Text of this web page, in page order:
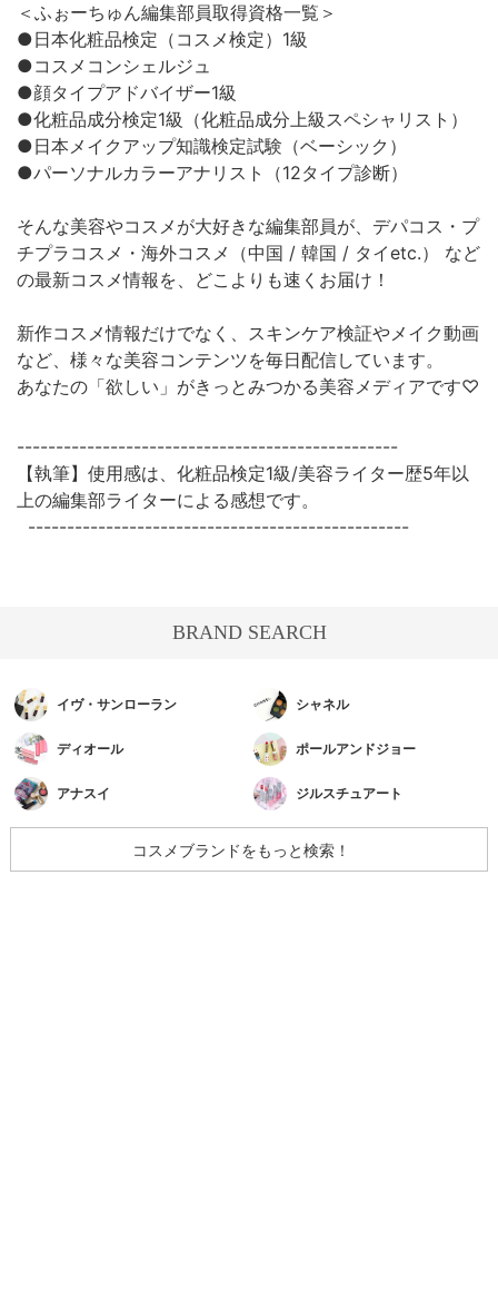
＜ふぉーちゅん編集部員取得資格一覧＞
●日本化粧品検定（コスメ検定）1級
●コスメコンシェルジュ
●顔タイプアドバイザー1級
●化粧品成分検定1級（化粧品成分上級スペシャリスト）
●日本メイクアップ知識検定試験（ベーシック）
●パーソナルカラーアナリスト（12タイプ診断）
そんな美容やコスメが大好きな編集部員が、デパコス・プ
チプラコスメ・海外コスメ（中国 / 韓国 / タイetc.） など
の最新コスメ情報を、どこよりも速くお届け！
新作コスメ情報だけでなく、スキンケア検証やメイク動画
など、様々な美容コンテンツを毎日配信しています。
あなたの「欲しい」がきっとみつかる美容メディアです♡
-------------------------------------------------
【執筆】使用感は、化粧品検定1級/美容ライター歴5年以
上の編集部ライターによる感想です。
-------------------------------------------------
BRAND SEARCH
イヴ・サンローラン シャネル
ディオール ポールアンドジョー
アナスイ ジルスチュアート
コスメブランドをもっと検索！